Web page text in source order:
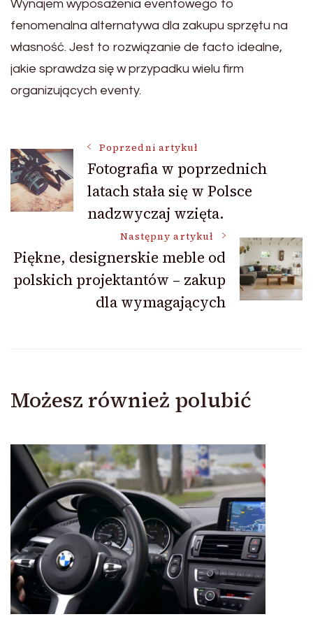
Wynajem wyposażenia eventowego to
fenomenalna alternatywa dla zakupu sprzętu na
własność. Jest to rozwiązanie de facto idealne,
jakie sprawdza się w przypadku wielu firm
organizujących eventy.
Nawigacja
wpisu
Poprzedni artykuł
Fotografia w poprzednich
latach stała się w Polsce
nadzwyczaj wzięta.
Następny artykuł
Piękne, designerskie meble od
polskich projektantów – zakup
dla wymagających
Możesz również polubić